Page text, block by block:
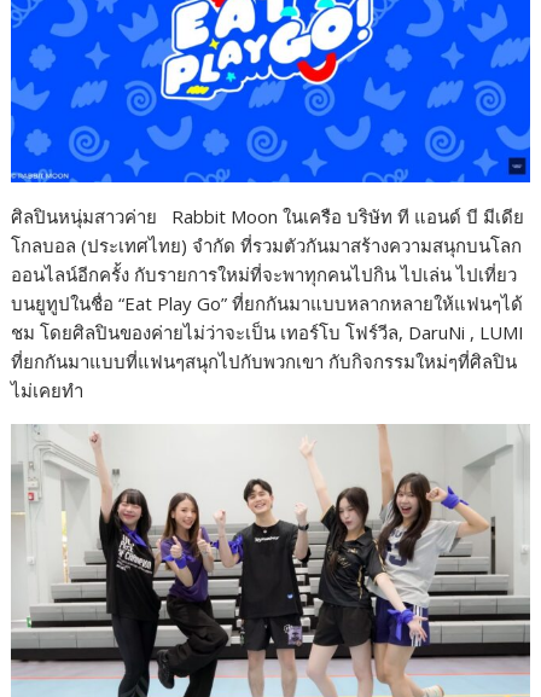
ศิลปินหนุ่มสาวค่าย Rabbit Moon ในเครือ บริษัท ที แอนด์ บี มีเดีย
โกลบอล (ประเทศไทย) จำกัด ที่รวมตัวกันมาสร้างความสนุกบนโลก
ออนไลน์อีกครั้ง กับรายการใหม่ที่จะพาทุกคนไปกิน ไปเล่น ไปเที่ยว
บนยูทูปในชื่อ “Eat Play Go” ที่ยกกันมาแบบหลากหลายให้แฟนๆได้
ชม โดยศิลปินของค่ายไม่ว่าจะเป็น เทอร์โบ โฟร์วีล, DaruNi , LUMI
ที่ยกกันมาแบบที่แฟนๆสนุกไปกับพวกเขา กับกิจกรรมใหม่ๆที่ศิลปิน
ไม่เคยทำ